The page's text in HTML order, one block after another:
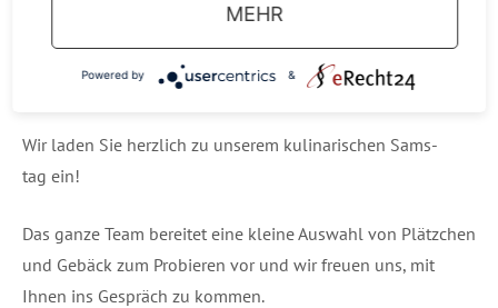
Plätz­chen und Gebäck
Wir laden Sie herz­lich zu unse­rem kuli­na­ri­schen Sams­
tag ein!
Das gan­ze Team berei­tet eine klei­ne Aus­wahl von Plätz­chen
und Gebäck zum Pro­bie­ren vor und wir freu­en uns, mit
Ihnen ins Gespräch zu kommen.
MEHR
Powered by &